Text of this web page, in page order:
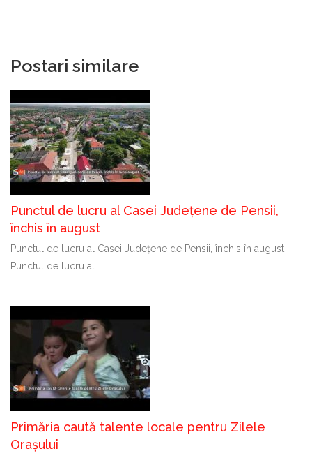
Postari similare
Punctul de lucru al Casei Județene de Pensii,
închis în august
Punctul de lucru al Casei Județene de Pensii, închis în august
Punctul de lucru al
Primăria caută talente locale pentru Zilele
Orașului